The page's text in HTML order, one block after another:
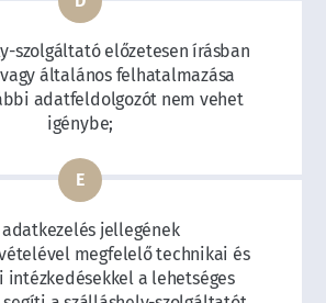
szolgáltató előzetesen írásban
általános felhatalmazása
adatfeldolgozót nem vehet
igénybe;
adatkezelés jellegének
megfelelő technikai és
intézkedésekkel a lehetséges